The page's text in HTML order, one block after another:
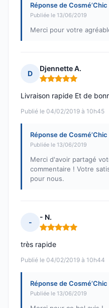
Réponse de Cosmé’Chic
Publiée le 13/06/2019
Merci pour votre
D
Djennette A.
Note : 5 sur 5
Publié le 04/02/2019 à 10h45
Livraison rapide Et de
Réponse de Cosmé’Chic
Publiée le 13/06/2019
Merci d'avoir partagé
commentaire ! Votre
pour nous.
-
- N.
Note : 5 sur 5
Publié le 04/02/2019 à 10h44
très rapide
Réponse de Cosmé’Chic
Publiée le 13/06/2019